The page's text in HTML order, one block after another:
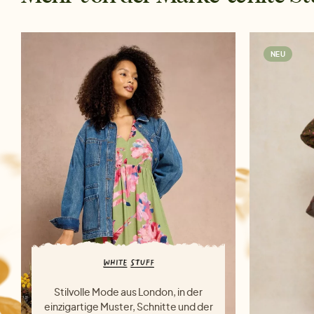
Stilvolle Mode aus London, in der
einzigartige Muster, Schnitte und der
NEU